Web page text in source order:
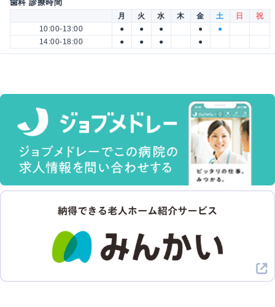
歯科 診療時間
月 火 水 木 金 土 日
祝
10:00-13:00
● ● ● ●
●
14:00-18:00
● ● ● ●